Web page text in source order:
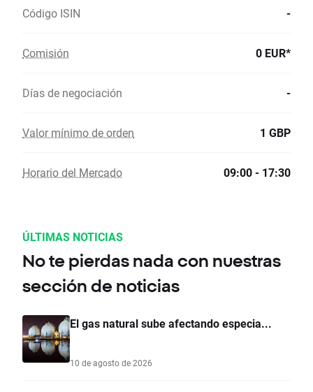
Código ISIN -
Comisión 0 EUR*
Días de negociación -
Valor mínimo de orden 1 GBP
Horario del Mercado 09:00 - 17:30
ÚLTIMAS NOTICIAS
No te pierdas nada con nuestras
sección de noticias
El gas natural sube afectando especia...
10 de agosto de 2026